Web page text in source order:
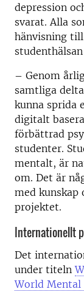
depression
svarat. Alla
hänvisning
– Genom
samtliga
kunna sprida
digitalt
förbättrad
studenter.
mentalt, är
om. Det är
med kunskap
projektet.
Internationellt
Det
under titeln
World Mental